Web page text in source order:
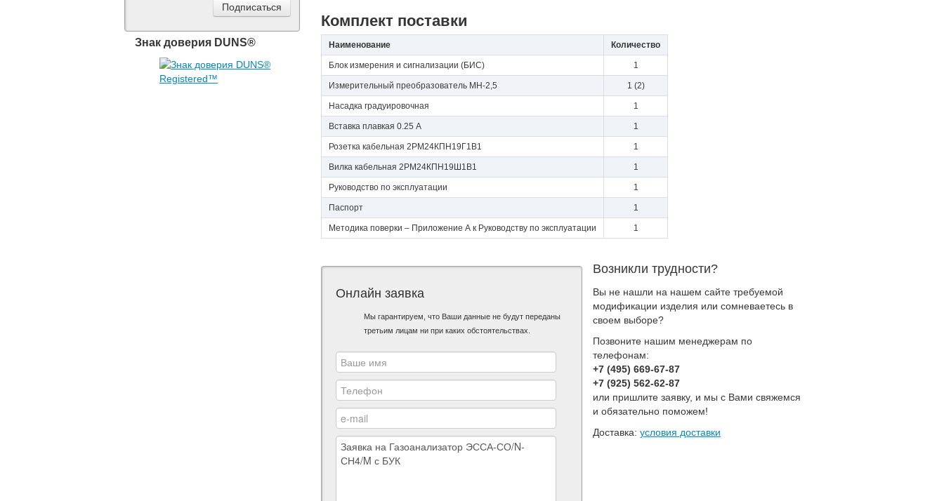
Комплект поставки
Наименование Количество
Блок измерения и сигнализации (БИС) 1
Измерительный преобразователь МН-2,5 1 (2)
Насадка градуировочная 1
Вставка плавкая 0.25 А 1
Розетка кабельная 2РМ24КПН19Г1В1 1
Вилка кабельная 2РМ24КПН19Ш1В1 1
Руководство по эксплуатации 1
Паспорт 1
Методика поверки – Приложение А к Руководству по эксплуатации 1
Онлайн заявка
Мы гарантируем, что Ваши данные не будут переданы
третьим лицам ни при каких обстоятельствах.
Возникли трудности?
Вы не нашли на нашем сайте требуемой
модификации изделия или сомневаетесь в
своем выборе?
Позвоните нашим менеджерам по
телефонам:
+7 (495) 669-67-87
+7 (925) 562-62-87
или пришлите заявку, и мы с Вами свяжемся
и обязательно поможем!
Доставка: условия доставки
Знак доверия DUNS®